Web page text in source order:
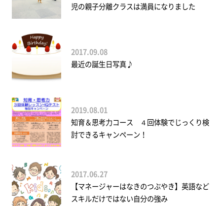
児の親子分離クラスは満員になりました
2017.09.08
最近の誕生日写真♪
2019.08.01
知育＆思考力コース ４回体験でじっくり検
討できるキャンペーン！
2017.06.27
【マネージャーはなきのつぶやき】英語など
スキルだけではない自分の強み